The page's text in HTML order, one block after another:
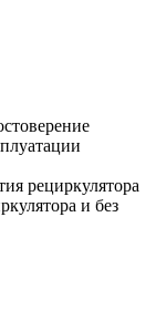
рециркулятора
и без